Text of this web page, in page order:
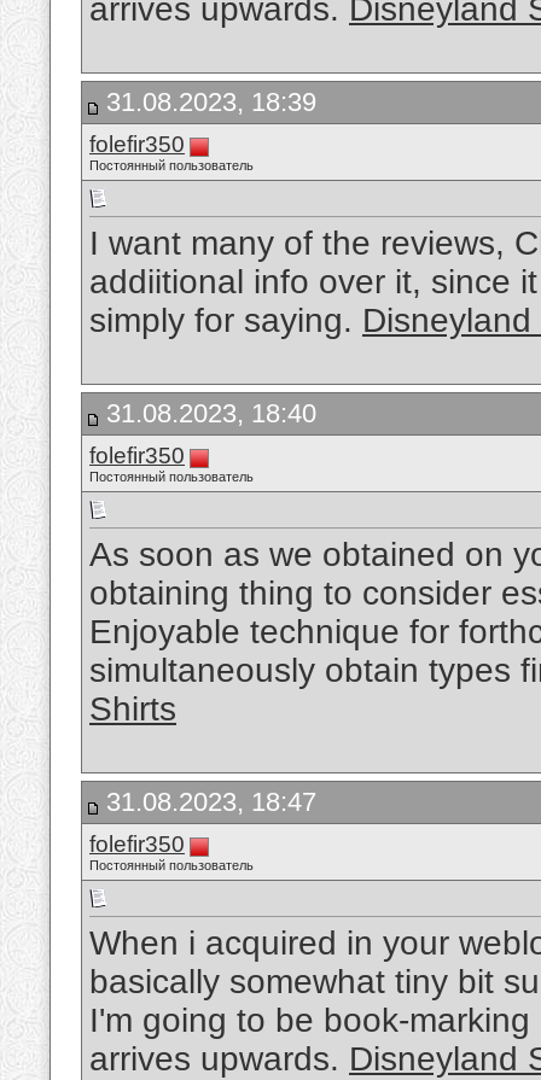
arrives upwards. Disneyland
31.08.2023, 18:39
folefir350
Постоянный пользователь
I want many of the reviews,
addiitional info over it, since
simply for saying. Disneyland
31.08.2023, 18:40
folefir350
Постоянный пользователь
As soon as we obtained on
obtaining thing to consider
Enjoyable technique for
simultaneously obtain types
Shirts
31.08.2023, 18:47
folefir350
Постоянный пользователь
When i acquired in your
basically somewhat tiny bit
I'm going to be book-
arrives upwards. Disneyland